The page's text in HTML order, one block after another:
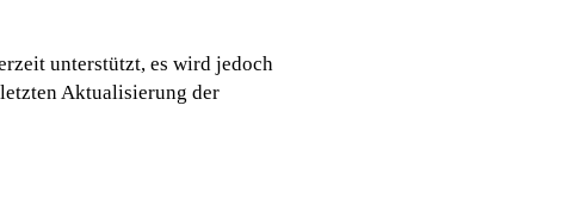
unterstützt, es wird jedoch
Aktualisierung der